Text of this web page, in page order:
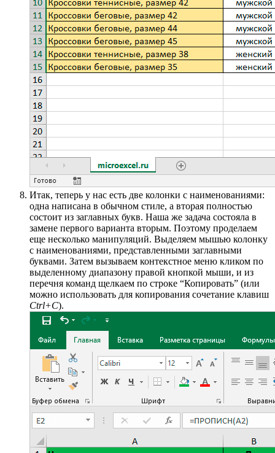
Итак, теперь у нас есть две колонки с наименованиями:
одна написана в обычном стиле, а вторая полностью
состоит из заглавных букв. Наша же задача состояла в
замене первого варианта вторым. Поэтому проделаем
еще несколько манипуляций. Выделяем мышью колонку
с наименованиями, представленными заглавными
буквами. Затем вызываем контекстное меню кликом по
выделенному диапазону правой кнопкой мыши, и из
перечня команд щелкаем по строке “Копировать” (или
можно использовать для копирования сочетание клавиш
Ctrl+C).